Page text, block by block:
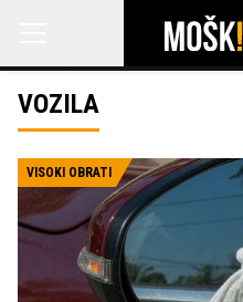
VOZILA
VISOKI OBRATI